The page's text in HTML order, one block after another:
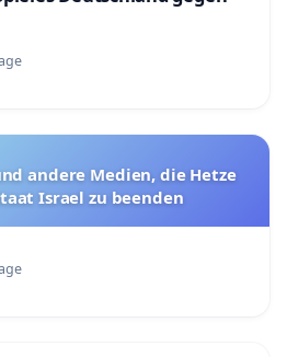
andere Medien, die Hetze
Israel zu beenden